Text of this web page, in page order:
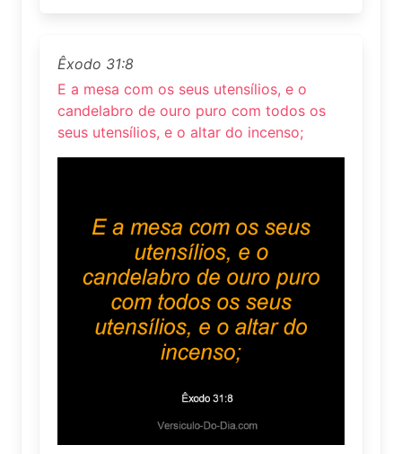
Êxodo 31:8
E a mesa com os seus utensílios, e o
candelabro de ouro puro com todos os
seus utensílios, e o altar do incenso;